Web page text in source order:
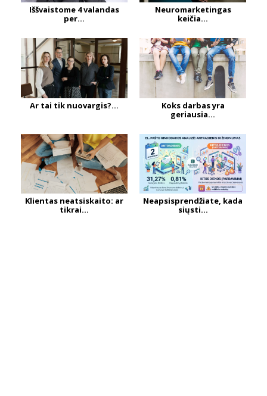
Iššvaistome 4 valandas
per...
Neuromarketingas
keičia...
Ar tai tik nuovargis?...
Koks darbas yra
geriausia...
Klientas neatsiskaito: ar
tikrai...
Neapsisprendžiate, kada
siųsti...